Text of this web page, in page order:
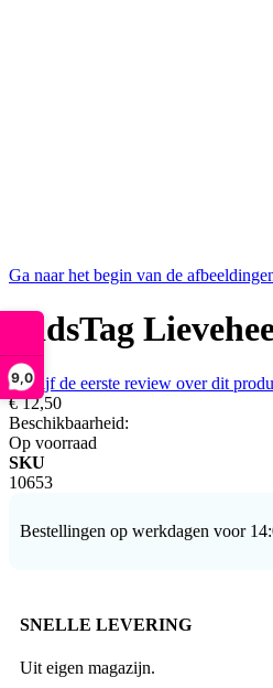
9,0
Ga naar het begin van de
KidsTag
Schrijf de eerste review over dit
€ 12,50
Beschikbaarheid:
Op voorraad
SKU
10653
Bestellingen op werkdagen voor
SNELLE LEVERING
Uit eigen magazijn.